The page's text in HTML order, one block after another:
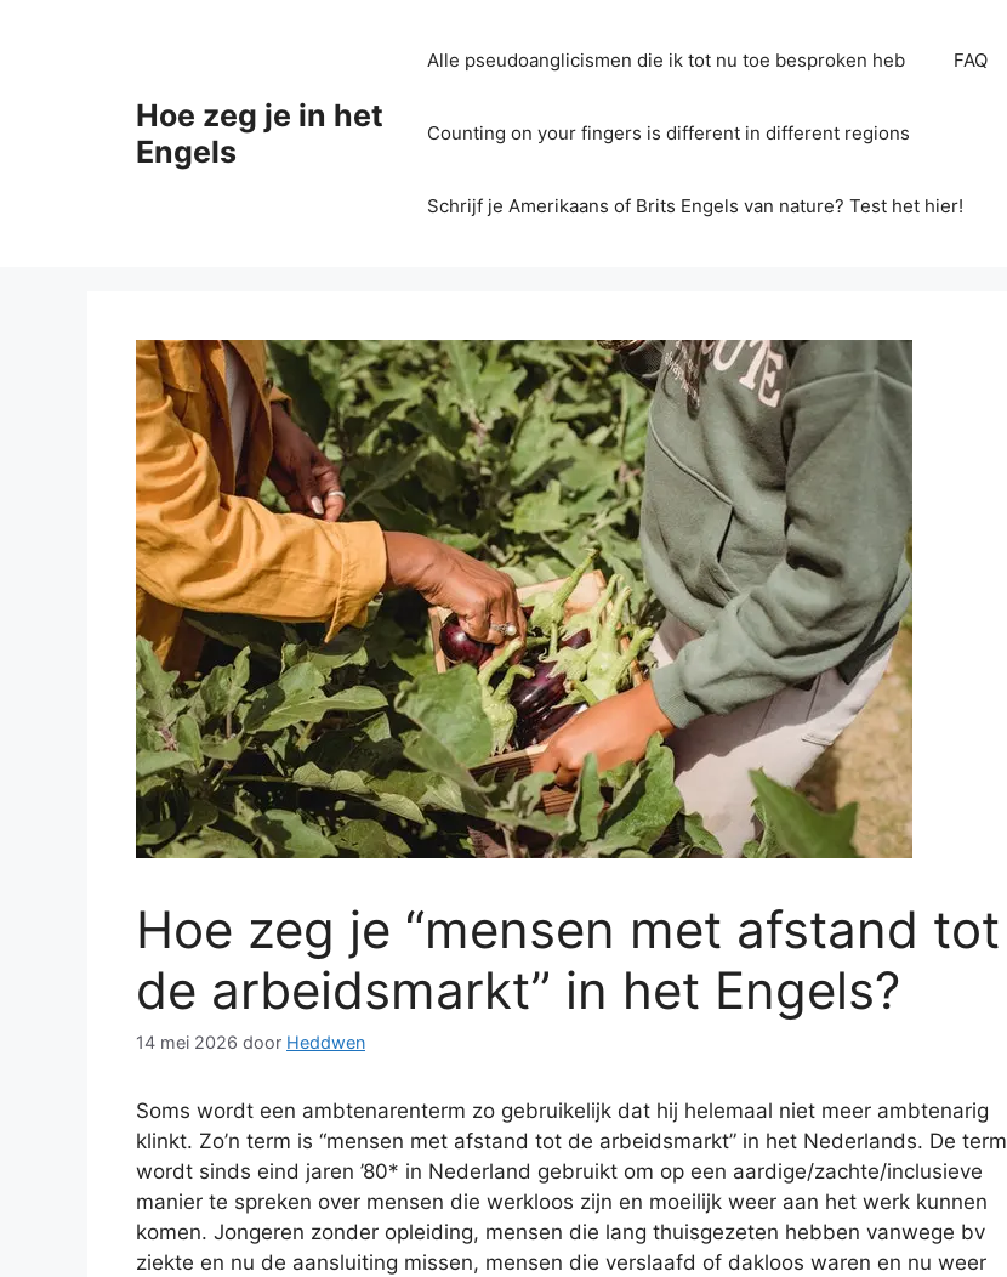
Hoe zeg je in het
Engels
Alle pseudoanglicismen die ik tot nu toe besproken heb FAQ
Counting on your fingers is different in different regions
Schrijf je Amerikaans of Brits Engels van nature? Test het hier!
Hoe zeg je “mensen met afstand tot
de arbeidsmarkt” in het Engels?
14 mei 2026 door Heddwen
Soms wordt een ambtenarenterm zo gebruikelijk dat hij helemaal niet meer ambtenarig
klinkt. Zo’n term is “mensen met afstand tot de arbeidsmarkt” in het Nederlands. De term
wordt sinds eind jaren ’80* in Nederland gebruikt om op een aardige/zachte/inclusieve
manier te spreken over mensen die werkloos zijn en moeilijk weer aan het werk kunnen
komen. Jongeren zonder opleiding, mensen die lang thuisgezeten hebben vanwege bv
ziekte en nu de aansluiting missen, mensen die verslaafd of dakloos waren en nu weer